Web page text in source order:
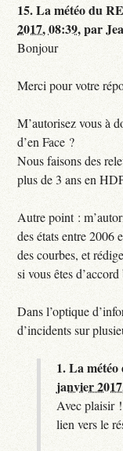
15.La météo du
2017, 08:39,par
Bonjour
Merci pour votre
M’autorisez vous à
d’en Face ?
Nous faisons des
plus de 3 ans en
Autre point :
des états entre 2006
des courbes, et
si vous êtes
Dans l’optique
d’incidents sur
1.La
janvier
Avec plaisir
lien vers le